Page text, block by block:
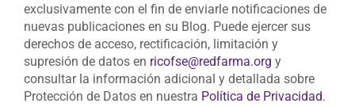
exclusivamente con el fin de enviarle notificaciones de
nuevas publicaciones en su Blog. Puede ejercer sus
derechos de acceso, rectificación, limitación y
supresión de datos en ricofse@redfarma.org y
consultar la información adicional y detallada sobre
Protección de Datos en nuestra Política de Privacidad.